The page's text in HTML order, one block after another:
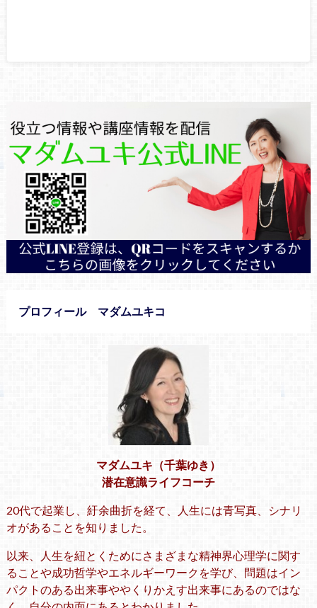
プロフィール マダムユキコ
マダムユキ（千葉ゆき）
潜在意識ライフコーチ
20代で起業し、紆余曲折を経て、人生には青写真、シナリ
オがあることを知りました。
以来、人生を紐とくためにさまざまな精神界心理学に関す
ることや成功哲学やエネルギーワークを学び、問題はイン
パクトのある出来事ややくりかえす出来事にあるのではな